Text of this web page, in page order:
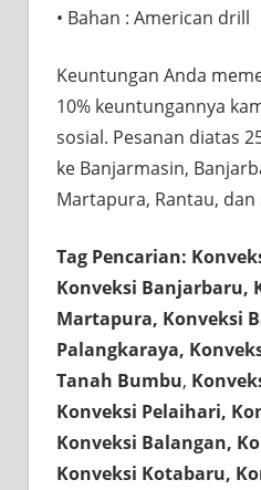
• Bahan : American drill
Keuntungan Anda
10% keuntungannya
sosial. Pesanan diatas
ke Banjarmasin,
Martapura, Rantau, dan
Tag Pencarian:
Konveksi Banjarbaru,
Martapura, Konveksi
Palangkaraya,
Tanah Bumbu,
Konveksi Pelaihari,
Konveksi Balangan,
Konveksi Kotabaru,